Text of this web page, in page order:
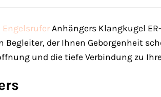
Engelsrufer Anhängers Klangkugel
Begleiter, der Ihnen Geborgenheit
und die tiefe Verbindung zu